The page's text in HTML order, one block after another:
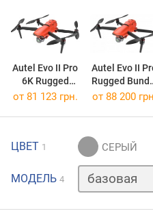
Autel Evo II Pro
6K Rugged
Bundle v2
Autel Evo II
Rugged
V3
от 81 123 грн. от 88 200
ЦВЕТ 1
МОДЕЛЬ 4
Enterprise
Rugged